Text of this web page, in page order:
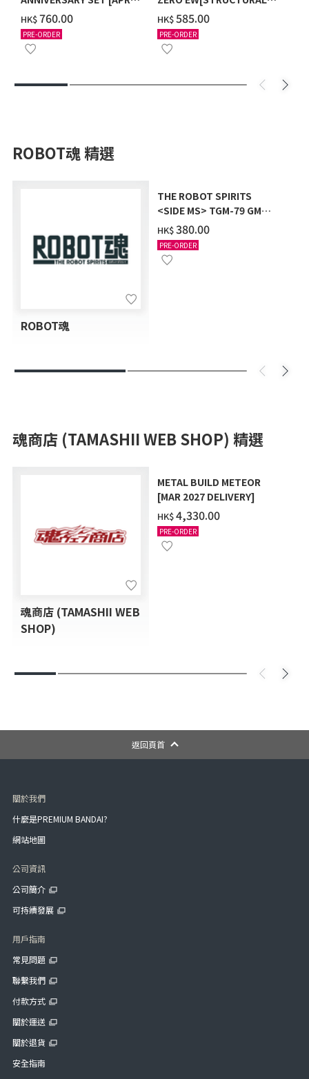
2027 DELIVERY]
HK$‌760.00
PRE-ORDER
COATING/BLACK] [2026年
12月發送]
HK$‌585.00
PRE-ORDER
ROBOT魂 精選
ROBOT魂
THE ROBOT SPIRITS
<SIDE MS> TGM-79 GM
TRAINER ver. A.N.I.M.E.
HK$‌380.00
PRE-ORDER
魂商店 (TAMASHII WEB SHOP) 精選
魂商店 (TAMASHII WEB
SHOP)
METAL BUILD METEOR
[MAR 2027 DELIVERY]
HK$‌4,330.00
PRE-ORDER
返回頁首
關於我們
什麼是PREMIUM BANDAI?
網站地圖
公司資訊
公司簡介
可持續發展
用戶指南
常見問題
聯繫我們
付款方式
關於運送
關於退貨
安全指南